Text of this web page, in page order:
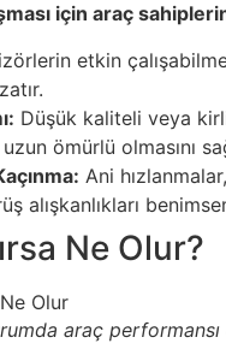
için araç
etkin
Düşük kaliteli veya
ömürlü olmasını
Ani
alışkanlıkları
Ne Olur?
araç